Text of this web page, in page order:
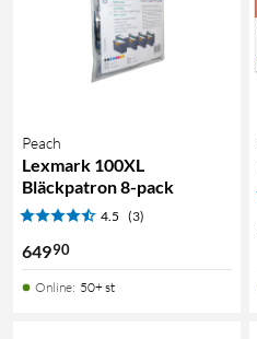
Peach
Lexmark 100XL
Bläckpatron 8-pack
4.5 (3)
64990
Online: 50+ st